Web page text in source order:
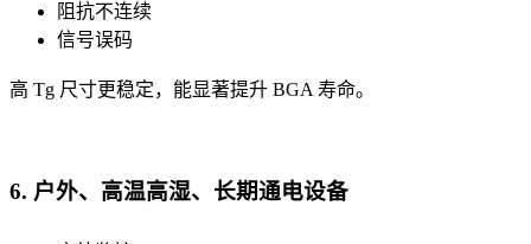
阻抗不连续
信号误码
高 Tg 尺寸更稳定，能显著提升 BGA 寿命。
6. 户外、高温高湿、长期通电设备